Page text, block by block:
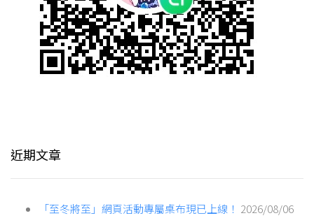
近期文章
「至冬將至」網頁活動專屬桌布現已上線！ 2026/08/06